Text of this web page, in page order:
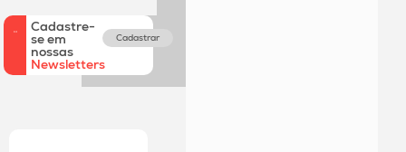
Cadastre-
se em
nossas
Newsletters
Cadastrar